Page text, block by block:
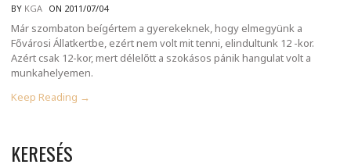
BY KGA ON 2011/07/04
Már szombaton beígértem a gyerekeknek, hogy elmegyünk a
Fővárosi Állatkertbe, ezért nem volt mit tenni, elindultunk 12 -kor.
Azért csak 12-kor, mert délelőtt a szokásos pánik hangulat volt a
munkahelyemen.
Keep Reading →
KERESÉS